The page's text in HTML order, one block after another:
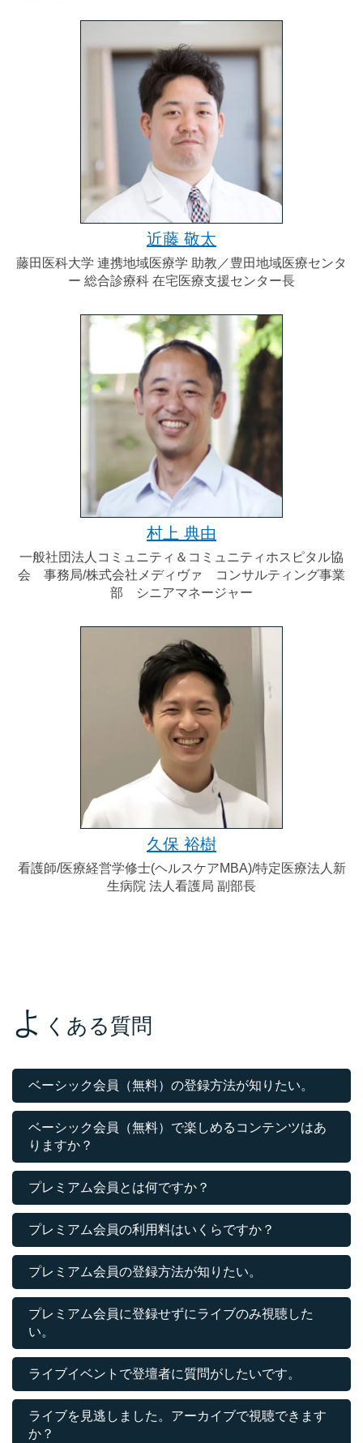
近藤 敬太
藤田医科大学 連携地域医療学 助教／豊田地域医療センタ
ー 総合診療科 在宅医療支援センター長
村上 典由
一般社団法人コミュニティ＆コミュニティホスピタル協
会 事務局/株式会社メディヴァ コンサルティング事業
部 シニアマネージャー
久保 裕樹
看護師/医療経営学修士(ヘルスケアMBA)/特定医療法人新
生病院 法人看護局 副部長
よ くある質問
ベーシック会員（無料）の登録方法が知りたい。
ベーシック会員（無料）で楽しめるコンテンツはあ
りますか？
プレミアム会員とは何ですか？
プレミアム会員の利用料はいくらですか？
プレミアム会員の登録方法が知りたい。
プレミアム会員に登録せずにライブのみ視聴した
い。
ライブイベントで登壇者に質問がしたいです。
ライブを見逃しました。アーカイブで視聴できます
か？